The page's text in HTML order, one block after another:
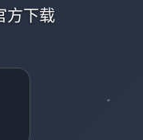
方下载